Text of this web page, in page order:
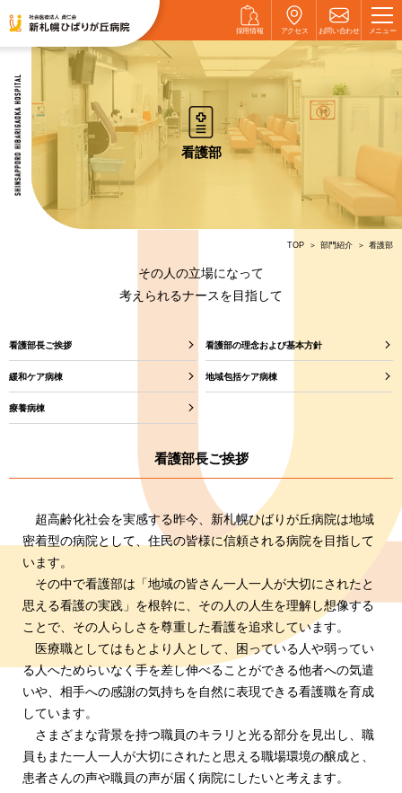
当院に ついて
外来案内
入院案内
採用情報
ひばりが丘
採用情報 アクセス お問い合わせ メニュー
看護部
TOP 部門紹介 看護部
その人の立場になって
考えられるナースを目指して
看護部長ご挨拶 看護部の理念および基本方針
緩和ケア病棟 地域包括ケア病棟
療養病棟
看護部長ご挨拶
超高齢化社会を実感する昨今、新札幌ひばりが丘病院は地域
密着型の病院として、住民の皆様に信頼される病院を目指して
います。
その中で看護部は「地域の皆さん一人一人が大切にされたと
思える看護の実践」を根幹に、その人の人生を理解し想像する
ことで、その人らしさを尊重した看護を追求しています。
医療職としてはもとより人として、困っている人や弱ってい
る人へためらいなく手を差し伸べることができる他者への気遣
いや、相手への感謝の気持ちを自然に表現できる看護職を育成
しています。
さまざまな背景を持つ職員のキラリと光る部分を見出し、職
員もまた一人一人が大切にされたと思える職場環境の醸成と、
患者さんの声や職員の声が届く病院にしたいと考えます。